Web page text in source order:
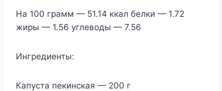
На 100 грамм — 51.14 ккал белки — 1.72
жиры — 1.56 углеводы — 7.56
Ингредиенты:
Капуста пекинская — 200 г